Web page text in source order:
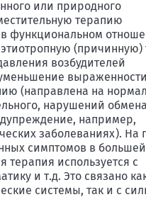
или природного
терапию
функциональном
этиотропную
возбудителей
выраженности
(направлена на
нарушений обмена
например,
заболеваниях). На
симптомов в
терапия используется с
и т.д. Это связано
системы, так и с